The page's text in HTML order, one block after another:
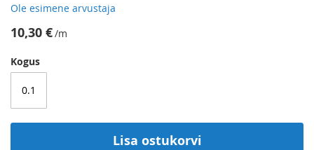
end
of
the
gallery
the
beginning
of
images
Ole esimene arvustaja
10,30 €/m
Kogus
Lisa ostukorvi